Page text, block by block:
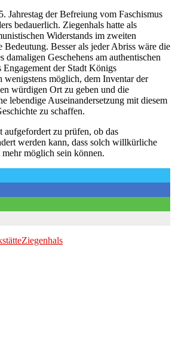
Jahrestag der Befreiung vom Faschismus
bedauerlich. Ziegenhals hatte als
Widerstands im zweiten
Bedeutung. Besser als jeder Abriss wäre die
damaligen Geschehens am authentischen
der Stadt Königs
wenigstens möglich, dem Inventar der
würdigen Ort zu geben und die
lebendige Auseinandersetzung mit diesem
zu schaffen.
aufgefordert zu prüfen, ob das
werden kann, dass solch willkürliche
möglich sein können.
Ziegenhals